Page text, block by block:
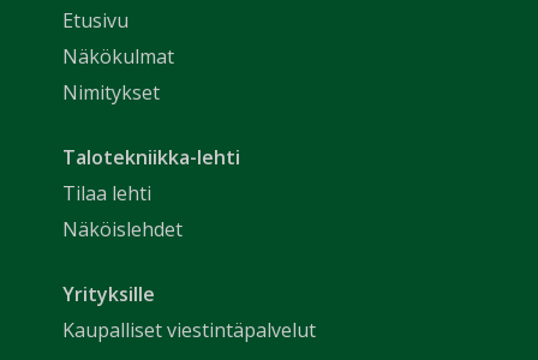
Etusivu
Näkökulmat
Nimitykset
Talotekniikka-lehti
Tilaa lehti
Näköislehdet
Yrityksille
Kaupalliset viestintäpalvelut